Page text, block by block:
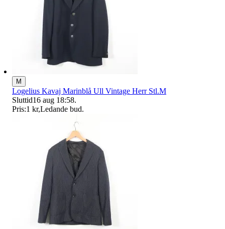
M
Logelius Kavaj Marinblå Ull Vintage Herr Stl.M
Sluttid16 aug 18:58.
Pris:1 kr,Ledande bud.